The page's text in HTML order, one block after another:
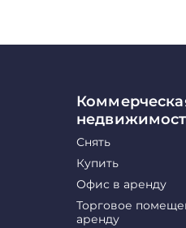
Снять
Купить
Офис в аренду
Торговое
аренду